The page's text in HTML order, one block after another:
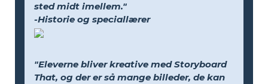
sted midt imellem."
-Historie og speciallærer
"Eleverne bliver kreative med Storyboard
That, og der er så mange billeder, de kan